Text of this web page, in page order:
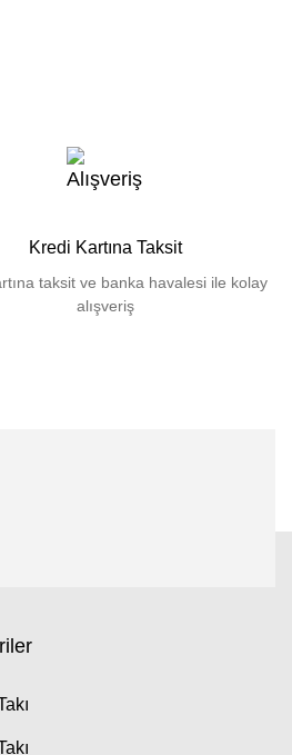
Kredi Kartına Taksit
taksit ve banka havalesi ile kolay
alışveriş